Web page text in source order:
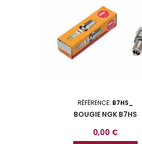
RÉFÉRENCE: B7HS_
BOUGIE NGK B7HS
Prix
0,00 €